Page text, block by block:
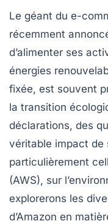
Le géant du e-
récemment
d’alimenter ses
énergies
fixée, est souvent
la transition
déclarations, des
véritable impact de
particulièrement
(AWS), sur
explorerons les
d’Amazon en